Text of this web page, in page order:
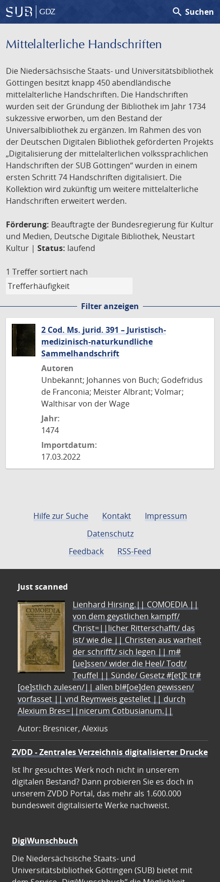
GDZ search Suchen
Mittelalterliche Handschriften
Die Niedersächsische Staats- und Universitätsbibliothek
Göttingen besitzt knapp 450 abendländische
mittelalterliche Handschriften. Die Handschriften
wurden seit der Gründung der Bibliothek im Jahr 1734
sukzessive erworben, um den Bestand der
Universalbibliothek zu ergänzen. Im Rahmen des von
der Deutschen Digitalen Bibliothek geförderten Projekts
„Digitalisierung der mittelalterlichen volkssprachlichen
Handschriften der SUB Göttingen“ wurden in einem
ersten Schritt 74 Handschriften digitalisiert. Die
Kollektion wird zukünftig um weitere mittelalterliche
Handschriften erweitert werden.
Förderung: Beauftragte der Bundesregierung für Kultur
und Medien, Deutsche Digitale Bibliothek, Neustart
Kultur | Status: laufend
1 Treffer sortiert nach
Filter anzeigen
2 Cod. Ms. jurid. 391 – Juristisch-
medizinisch-naturkundliche
Sammelhandschrift
Autoren
Unbekannt; Johannes von Buch; Godefridus
de Franconia; Meister Albrant; Volmar;
Walthisar von der Wage
Jahr:
1474
Importdatum:
17.03.2022
Hilfe zur Suche Kontakt
Impressum
Datenschutz
Feedback
RSS-Feed
Just scanned
Lienhard Hirsing.|| COMOEDIA ||
von dem geystlichen kampff/
Christ=||licher Ritterschafft/ das
ist/ wie die || Christen aus warheit
der schrifft/ sich legen || m#
[ue]ssen/ wider die Heel/ Todt/
Teuffel || Sünde/ Gesetz #[et]c̃ tr#
[oe]stlich zulesen/|| allen bl#[oe]den gewissen/
vorfasset || vnd Reymweis gestellet || durch
Alexium Bres=||nicerum Cotbusianum.||
Autor: Bresnicer, Alexius
ZVDD - Zentrales Verzeichnis digitalisierter Drucke
Ist Ihr gesuchtes Werk noch nicht in unserem
digitalen Bestand? Dann probieren Sie es doch in
unserem ZVDD Portal, das mehr als 1.600.000
bundesweit digitalisierte Werke nachweist.
DigiWunschbuch
Die Niedersächsische Staats- und
Universitätsbibliothek Göttingen (SUB) bietet mit